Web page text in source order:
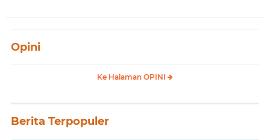
Opini
Ke Halaman OPINI
Berita Terpopuler